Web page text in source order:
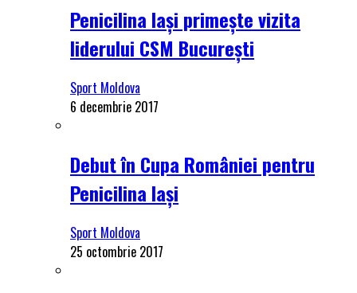
Penicilina Iași primește vizita
liderului CSM București
Sport Moldova
6 decembrie 2017
Debut în Cupa României pentru
Penicilina Iași
Sport Moldova
25 octombrie 2017